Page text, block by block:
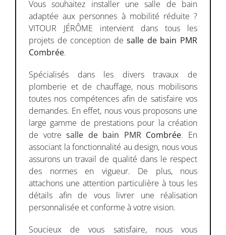
08h00 - 19h00
Samedi - Dimanche : Fermé
Vous souhaitez installer une salle de bain
adaptée aux personnes à mobilité réduite ?
VITOUR JÉRÔME intervient dans tous les
projets de conception desalle de bain PMR
Combrée.
Spécialisés dans les divers travaux de
plomberie et de chauffage, nous mobilisons
toutes nos compétences afin de satisfaire vos
demandes. En effet, nous vous proposons une
large gamme de prestations pour la création
de votresalle de bain PMRCombrée. En
associant la fonctionnalité au design, nous vous
assurons un travail de qualité dans le respect
des normes en vigueur. De plus, nous
attachons une attention particulière à tous les
détails afin de vous livrer une réalisation
personnalisée et conforme à votre vision.
Soucieux de vous satisfaire, nous vous